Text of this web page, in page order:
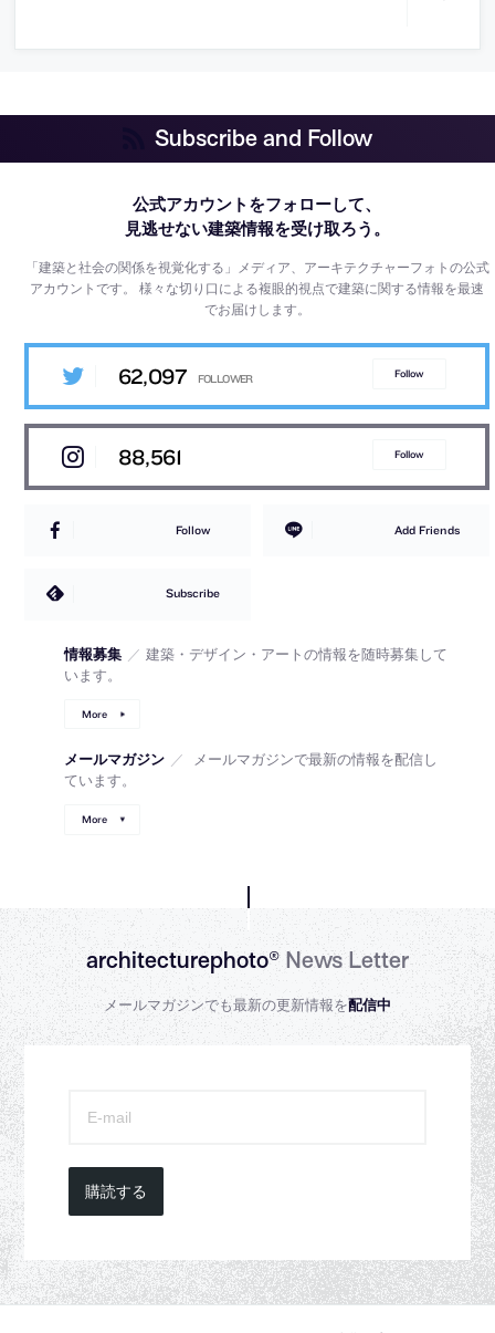
Subscribe and Follow
公式アカウントをフォローして、
見逃せない建築情報を受け取ろう。
「建築と社会の関係を視覚化する」メディア、アーキテクチャーフォトの公式
アカウントです。様々な切り口による複眼的視点で建築に関する情報を最速
でお届けします。
62,097 Follow
88,561 Follow
Follow Add Friends
Subscribe
情報募集 ／ 建築・デザイン・アートの情報を随時募集して
います。
More
メールマガジン ／
メールマガジンで最新の情報を配信し
ています。
More
architecturephoto®News Letter
メールマガジンでも最新の更新情報を配信中
購読する